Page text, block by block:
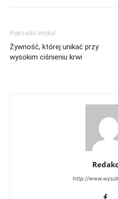
Poprzedni artykuł
Żywność, której unikać przy
wysokim ciśnieniu krwi
http://